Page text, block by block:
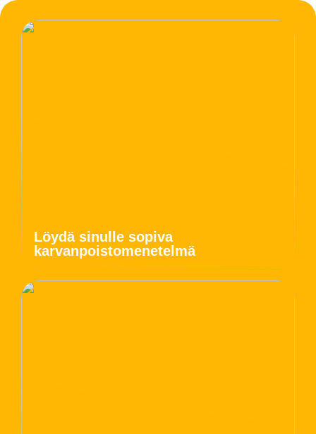
Löydä sinulle sopiva
karvanpoistomenetelmä